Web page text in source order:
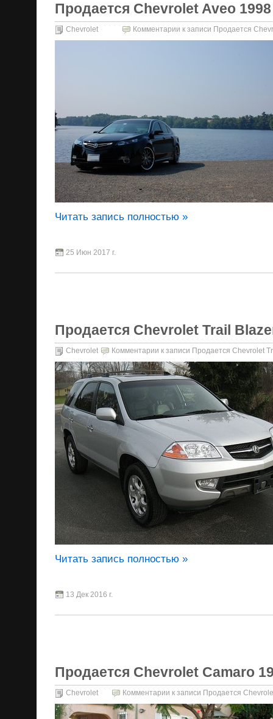
Продается Chevrolet Aveo 1998
Chevrolet Комментарии к записи Продается
Читать запись полностью »
25 Июн 2017 г.
Продается Chevrolet Trail
Chevrolet Комментарии к записи Продается Chevrolet
Читать запись полностью »
13 Дек 2016 г.
Продается Chevrolet Camaro
Chevrolet Комментарии к записи Продается